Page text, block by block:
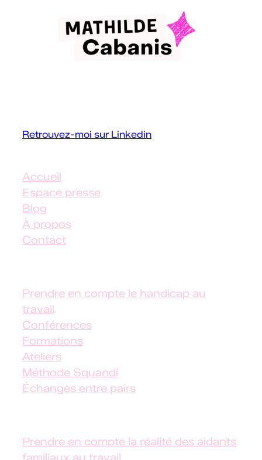
Retrouvez-moi sur Linkedin
Accueil
Espace presse
Blog
À propos
Contact
Prendre en compte le handicap au
travail
Conférences
Formations
Ateliers
Méthode Squandi
Échanges entre pairs
Prendre en compte la réalité des aidants
familiaux au travail